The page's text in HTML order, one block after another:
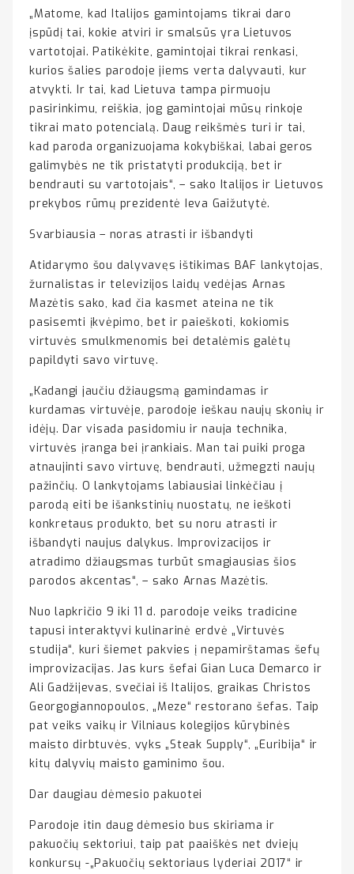
„Matome, kad Italijos gamintojams tikrai daro
įspūdį tai, kokie atviri ir smalsūs yra Lietuvos
vartotojai. Patikėkite, gamintojai tikrai renkasi,
kurios šalies parodoje jiems verta dalyvauti, kur
atvykti. Ir tai, kad Lietuva tampa pirmuoju
pasirinkimu, reiškia, jog gamintojai mūsų rinkoje
tikrai mato potencialą. Daug reikšmės turi ir tai,
kad paroda organizuojama kokybiškai, labai geros
galimybės ne tik pristatyti produkciją, bet ir
bendrauti su vartotojais“, – sako Italijos ir Lietuvos
prekybos rūmų prezidentė Ieva Gaižutytė.
Svarbiausia – noras atrasti ir išbandyti
Atidarymo šou dalyvavęs ištikimas BAF lankytojas,
žurnalistas ir televizijos laidų vedėjas Arnas
Mazėtis sako, kad čia kasmet ateina ne tik
pasisemti įkvėpimo, bet ir paieškoti, kokiomis
virtuvės smulkmenomis bei detalėmis galėtų
papildyti savo virtuvę.
„Kadangi jaučiu džiaugsmą gamindamas ir
kurdamas virtuvėje, parodoje ieškau naujų skonių ir
idėjų. Dar visada pasidomiu ir nauja technika,
virtuvės įranga bei įrankiais. Man tai puiki proga
atnaujinti savo virtuvę, bendrauti, užmegzti naujų
pažinčių. O lankytojams labiausiai linkėčiau į
parodą eiti be išankstinių nuostatų, ne ieškoti
konkretaus produkto, bet su noru atrasti ir
išbandyti naujus dalykus. Improvizacijos ir
atradimo džiaugsmas turbūt smagiausias šios
parodos akcentas“, – sako Arnas Mazėtis.
Nuo lapkričio 9 iki 11 d. parodoje veiks tradicine
tapusi interaktyvi kulinarinė erdvė „Virtuvės
studija“, kuri šiemet pakvies į nepamirštamas šefų
improvizacijas. Jas kurs šefai Gian Luca Demarco ir
Ali Gadžijevas, svečiai iš Italijos, graikas Christos
Georgogiannopoulos, „Meze“ restorano šefas. Taip
pat veiks vaikų ir Vilniaus kolegijos kūrybinės
maisto dirbtuvės, vyks „Steak Supply“, „Euribija“ ir
kitų dalyvių maisto gaminimo šou.
Dar daugiau dėmesio pakuotei
Parodoje itin daug dėmesio bus skiriama ir
pakuočių sektoriui, taip pat paaiškės net dviejų
konkursų -„Pakuočių sektoriaus lyderiai 2017“ ir